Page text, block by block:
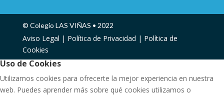
© Colegio LAS VIÑAS • 2022
Aviso Legal | Política de Privacidad | Política de
Cookies
Uso de Cookies
Utilizamos cookies para ofrecerte la mejor experiencia en nuestra
web. Puedes aprender más sobre qué cookies utilizamos o